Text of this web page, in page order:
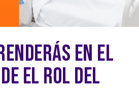
EN EL
EL ROL DEL